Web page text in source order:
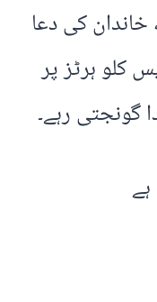
خاندان کی دعا
کلو ہرٹز پر
گونجتی رہے۔